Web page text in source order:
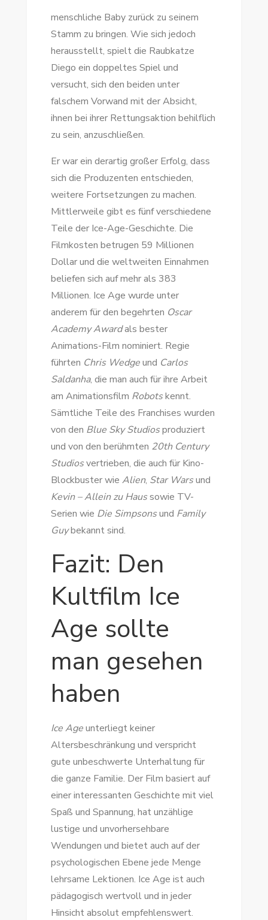
menschliche Baby zurück zu seinem
Stamm zu bringen. Wie sich jedoch
herausstellt, spielt die Raubkatze
Diego ein doppeltes Spiel und
versucht, sich den beiden unter
falschem Vorwand mit der Absicht,
ihnen bei ihrer Rettungsaktion behilflich
zu sein, anzuschließen.
Er war ein derartig großer Erfolg, dass
sich die Produzenten entschieden,
weitere Fortsetzungen zu machen.
Mittlerweile gibt es fünf verschiedene
Teile der Ice-Age-Geschichte. Die
Filmkosten betrugen 59 Millionen
Dollar und die weltweiten Einnahmen
beliefen sich auf mehr als 383
Millionen. Ice Age wurde unter
anderem für den begehrten Oscar
Academy Awardals bester
Animations-Film nominiert. Regie
führten Chris Wedgeund Carlos
Saldanha, die man auch für ihre Arbeit
am Animationsfilm Robotskennt.
Sämtliche Teile des Franchises wurden
von den Blue Sky Studiosproduziert
und von den berühmten 20th Century
Studiosvertrieben, die auch für Kino-
Blockbuster wie Alien, Star Warsund
Kevin – Allein zu Haussowie TV-
Serien wie Die Simpsonsund Family
Guybekannt sind.
Fazit: Den
Kultfilm Ice
Age sollte
man gesehen
haben
Ice Ageunterliegt keiner
Altersbeschränkung und verspricht
gute unbeschwerte Unterhaltung für
die ganze Familie. Der Film basiert auf
einer interessanten Geschichte mit viel
Spaß und Spannung, hat unzählige
lustige und unvorhersehbare
Wendungen und bietet auch auf der
psychologischen Ebene jede Menge
lehrsame Lektionen. Ice Age ist auch
pädagogisch wertvoll und in jeder
Hinsicht absolut empfehlenswert.